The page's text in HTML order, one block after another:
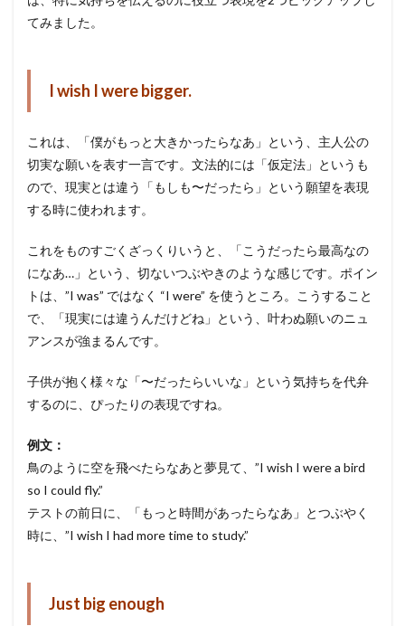
てみました。
I wish I were bigger.
これは、「僕がもっと大きかったらなあ」という、主人公の
切実な願いを表す一言です。文法的には「仮定法」というも
ので、現実とは違う「もしも〜だったら」という願望を表現
する時に使われます。
これをものすごくざっくりいうと、「こうだったら最高なの
になあ…」という、切ないつぶやきのような感じです。ポイン
トは、”I was” ではなく “I were” を使うところ。こうすること
で、「現実には違うんだけどね」という、叶わぬ願いのニュ
アンスが強まるんです。
子供が抱く様々な「〜だったらいいな」という気持ちを代弁
するのに、ぴったりの表現ですね。
例文：
鳥のように空を飛べたらなあと夢見て、”I wish I were a bird
so I could fly.”
テストの前日に、「もっと時間があったらなあ」とつぶやく
時に、”I wish I had more time to study.”
Just big enough